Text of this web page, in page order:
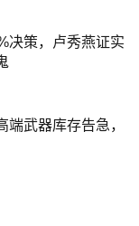
决策，卢秀燕证实
端武器库存告急，